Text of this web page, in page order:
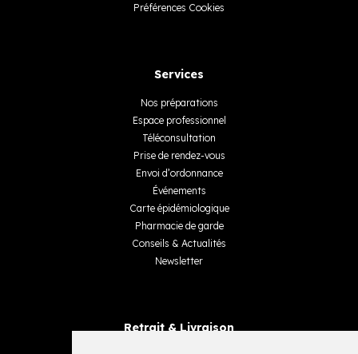
Préférences Cookies
Services
Nos préparations
Espace professionnel
Téléconsultation
Prise de rendez-vous
Envoi d’ordonnance
Événements
Carte épidémiologique
Pharmacie de garde
Conseils & Actualités
Newsletter
Retrait & Livraison